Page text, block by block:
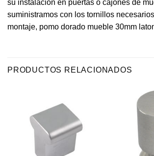
su instalación en puertas o cajones de
suministramos con los tornillos
montaje, pomo dorado mueble 30mm
PRODUCTOS RELACIONADOS